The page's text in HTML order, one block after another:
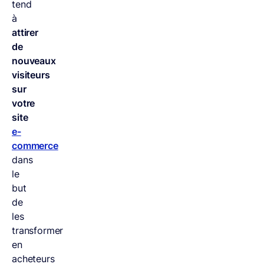
tend
à
attirer
de
nouveaux
visiteurs
sur
votre
site
e-
commerce
dans
le
but
de
les
transformer
en
acheteurs